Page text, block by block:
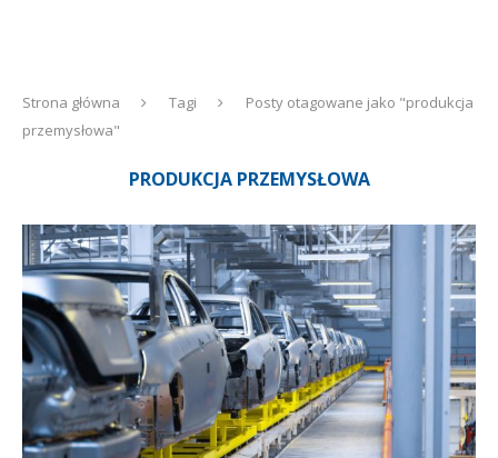
Strona główna Tagi
Posty otagowane jako "produkcja
przemysłowa"
PRODUKCJA PRZEMYSŁOWA